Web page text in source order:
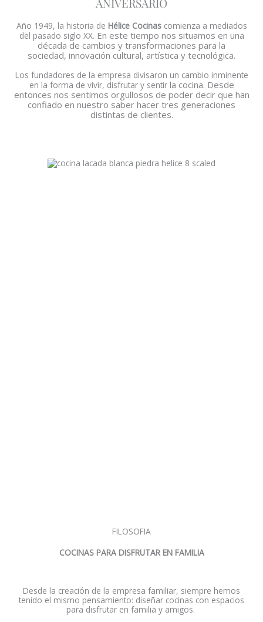
ANIVERSARIO
Año 1949, la historia de Hélice Cocinascomienza a mediados
del pasado siglo XX. En este tiempo nos situamos en una
década de cambios y transformaciones para la
sociedad, innovación cultural, artística y tecnológica.
Los fundadores de la empresa divisaron un cambio inminente
en la forma de vivir, disfrutar y sentir la cocina. Desde
entonces nos sentimos orgullosos de poder decir que han
confiado en nuestro saber hacer tres generaciones
distintas de clientes.
FILOSOFIA
COCINAS PARA DISFRUTAR EN FAMILIA
Desde la creación de la empresa familiar, siempre hemos
tenido el mismo pensamiento: diseñar cocinas con espacios
para disfrutar en familia y amigos.